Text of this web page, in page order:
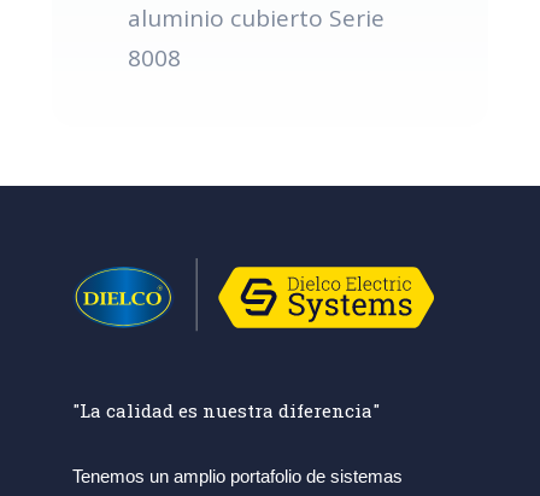
aluminio cubierto Serie
8008
"La calidad es nuestra diferencia"
Tenemos un amplio portafolio de sistemas